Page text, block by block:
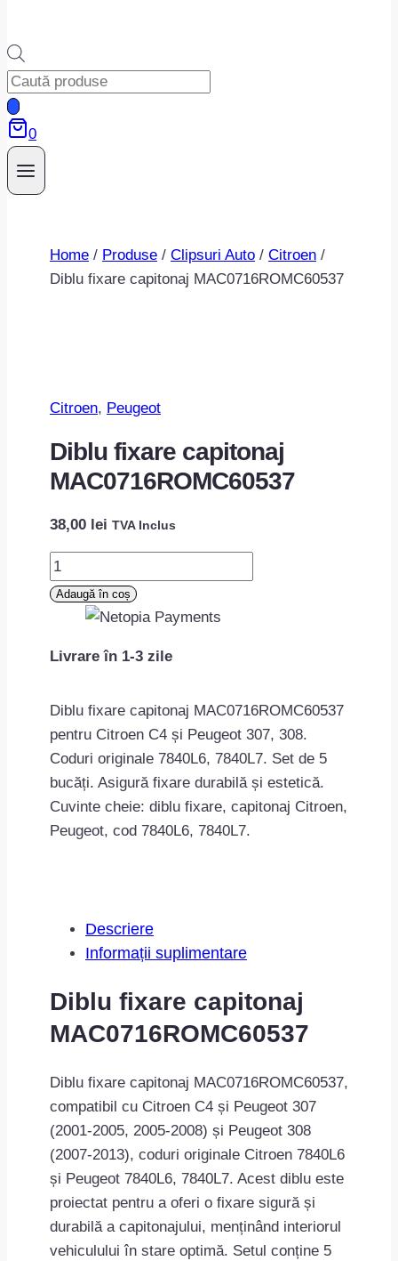
Products
search
0
Home / Produse / Clipsuri Auto / Citroen /
Diblu fixare capitonaj MAC0716ROMC60537
Citroen, Peugeot
Diblu fixare capitonaj
MAC0716ROMC60537
38,00 lei TVA Inclus
Cantitate
Diblu
fixare
MAC0716ROMC60537
Adaugă în coș
Livrare în 1-3 zile
Diblu fixare capitonaj MAC0716ROMC60537
pentru Citroen C4 și Peugeot 307, 308.
Coduri originale 7840L6, 7840L7. Set de 5
bucăți. Asigură fixare durabilă și estetică.
Cuvinte cheie: diblu fixare, capitonaj Citroen,
Peugeot, cod 7840L6, 7840L7.
Descriere
Informații suplimentare
Diblu fixare capitonaj
MAC0716ROMC60537
Diblu fixare capitonaj MAC0716ROMC60537,
compatibil cu Citroen C4 și Peugeot 307
(2001-2005, 2005-2008) și Peugeot 308
(2007-2013), coduri originale Citroen 7840L6
și Peugeot 7840L6, 7840L7. Acest diblu este
proiectat pentru a oferi o fixare sigură și
durabilă a capitonajului, menținând interiorul
vehiculului în stare optimă. Setul conține 5